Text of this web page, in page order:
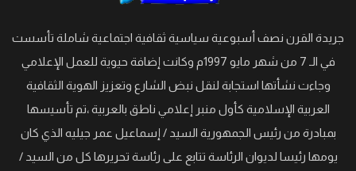
جريدة القرن نصف أسبوعية سياسية ثقافية اجتماعية شاملة تأسست
في الـ 7 من شهر مايو 1997م وكانت إضافة حيوية للعمل الإعلامي
وجاءت نشأتها استجابة لنقل نبض الشارع وتعزيز الهوية الثقافية
العربية الإسلامية كأول منبر إعلامي ناطق بالعربية ،تم تأسيسها
بمبادرة من رئيس الجمهورية السيد / إسماعيل عمر جيليه الذي كان
يومها رئيسا لديوان الرئاسة تتابع على رئاسة تحريرها كل من السيد /